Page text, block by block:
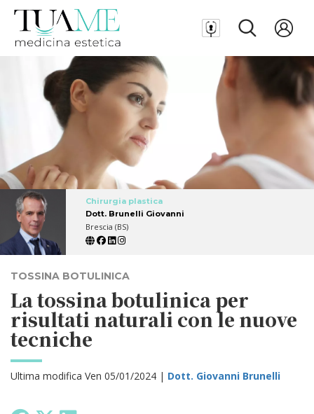
Chirurgia plastica
Dott. Brunelli Giovanni
Brescia (BS)
TOSSINA BOTULINICA
La tossina botulinica per
risultati naturali con le nuove
tecniche
Ultima modifica Ven 05/01/2024 | Dott. Giovanni Brunelli